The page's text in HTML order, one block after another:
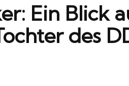
Ein Blick
des